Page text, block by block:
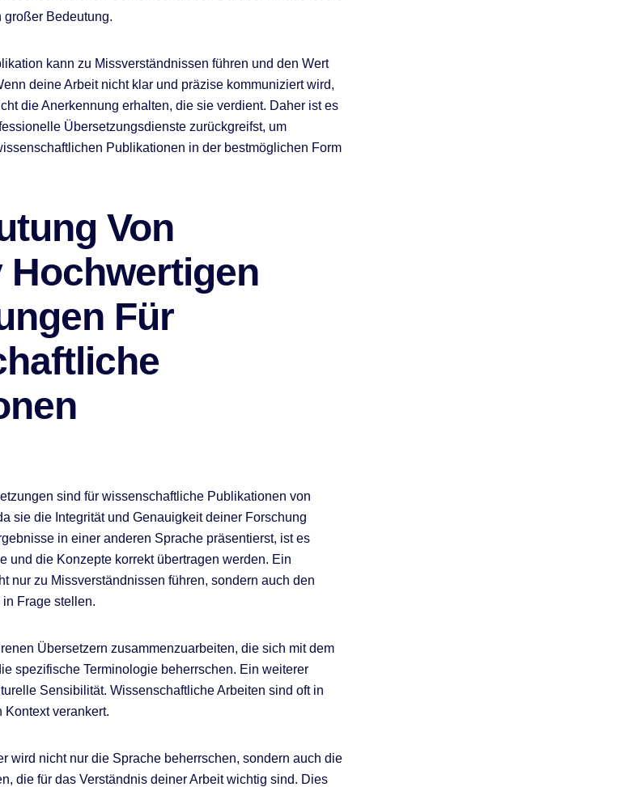
großer Bedeutung.
kann zu Missverständnissen führen und den Wert
deine Arbeit nicht klar und präzise kommuniziert wird,
die Anerkennung erhalten, die sie verdient. Daher ist es
Übersetzungsdienste zurückgreifst, um
Publikationen in der bestmöglichen Form
Von
Hochwertigen
Für
sind für wissenschaftliche Publikationen von
sie die Integrität und Genauigkeit deiner Forschung
in einer anderen Sprache präsentierst, ist es
und die Konzepte korrekt übertragen werden. Ein
nur zu Missverständnissen führen, sondern auch den
Frage stellen.
Übersetzern zusammenzuarbeiten, die sich mit dem
spezifische Terminologie beherrschen. Ein weiterer
Sensibilität. Wissenschaftliche Arbeiten sind oft in
verankert.
wird nicht nur die Sprache beherrschen, sondern auch die
die für das Verständnis deiner Arbeit wichtig sind. Dies